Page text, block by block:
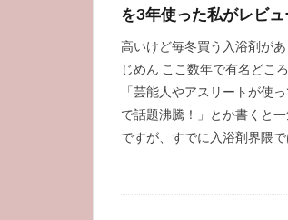
を3年使った私がレビュ
高いけど毎冬買う入浴剤が
じめん ここ数年で有名どこ
「芸能人やアスリートが使
で話題沸騰！」とか書くと
ですが、すでに入浴剤界隈